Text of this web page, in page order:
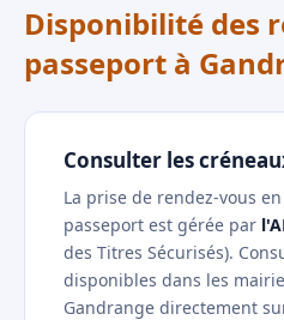
Disponibilité des
passeport à
Consulter les
La prise de rendez-vous
passeport est gérée par
des Titres Sécurisés).
disponibles dans les
Gandrange directement